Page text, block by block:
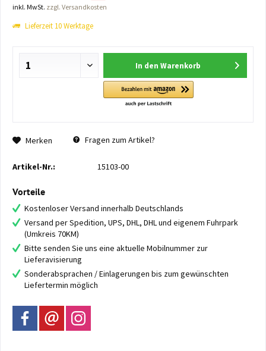
inkl. MwSt. zzgl. Versandkosten
Lieferzeit 10 Werktage
In den Warenkorb
Merken Fragen zum Artikel?
Artikel-Nr.: 15103-00
Vorteile
Kostenloser Versand innerhalb Deutschlands
Versand per Spedition, UPS, DHL, DHL und eigenem Fuhrpark
(Umkreis 70KM)
Bitte senden Sie uns eine aktuelle Mobilnummer zur
Lieferavisierung
Sonderabsprachen / Einlagerungen bis zum gewünschten
Liefertermin möglich